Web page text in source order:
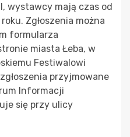
wystawcy mają czas od
Zgłoszenia można
formularza
miasta Łeba, w
Festiwalowi
przyjmowane
Informacji
się przy ulicy